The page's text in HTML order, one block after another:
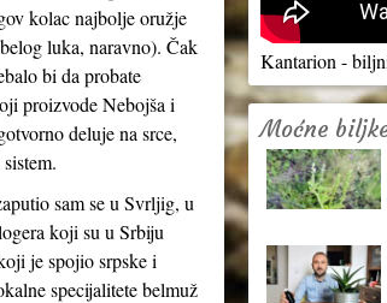
kolac najbolje oružje
luka, naravno). Čak
bi da probate
proizvode Nebojša i
deluje na srce,
sam se u Svrljig, u
koji su u Srbiju
je spojio srpske i
specijalitete belmuž
Kantarion -
Moćne